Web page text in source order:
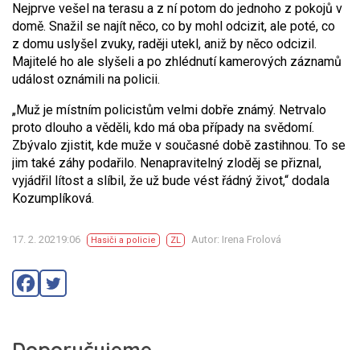
Nejprve vešel na terasu a z ní potom do jednoho z pokojů v
domě. Snažil se najít něco, co by mohl odcizit, ale poté, co
z domu uslyšel zvuky, raději utekl, aniž by něco odcizil.
Majitelé ho ale slyšeli a po zhlédnutí kamerových záznamů
událost oznámili na policii.
„Muž je místním policistům velmi dobře známý. Netrvalo
proto dlouho a věděli, kdo má oba případy na svědomí.
Zbývalo zjistit, kde muže v současné době zastihnou. To se
jim také záhy podařilo. Nenapravitelný zloděj se přiznal,
vyjádřil lítost a slíbil, že už bude vést řádný život,“ dodala
Kozumplíková.
17. 2. 20219:06 Hasiči a policie ZL Autor: Irena Frolová